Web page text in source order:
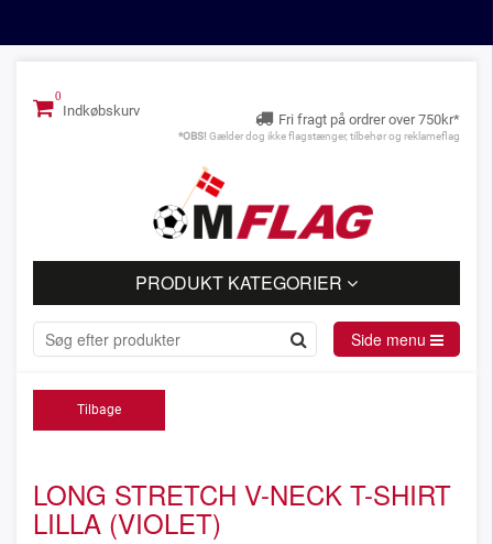
Indkøbskurv
Fri fragt på ordrer over 750kr*
*OBS! Gælder dog ikke flagstænger, tilbehør og reklameflag
PRODUKT KATEGORIER
Side menu
Tilbage
LONG STRETCH V-NECK T-SHIRT
LILLA (VIOLET)